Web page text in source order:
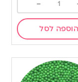
-
הוספה לסל